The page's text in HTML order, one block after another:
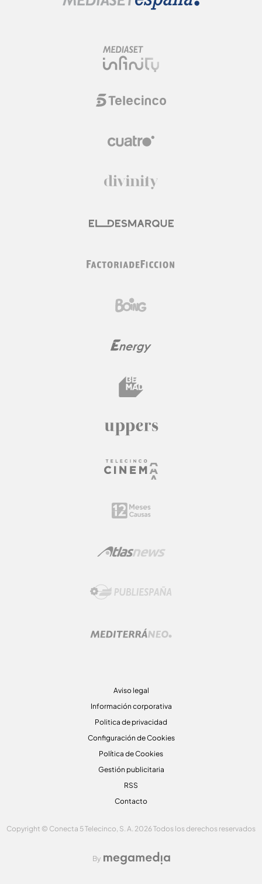
Aviso legal
Información corporativa
Politica de privacidad
Configuración de Cookies
Política de Cookies
Gestión publicitaria
RSS
Contacto
Copyright © Conecta 5 Telecinco, S. A. 2026 Todos los derechos reservados
By